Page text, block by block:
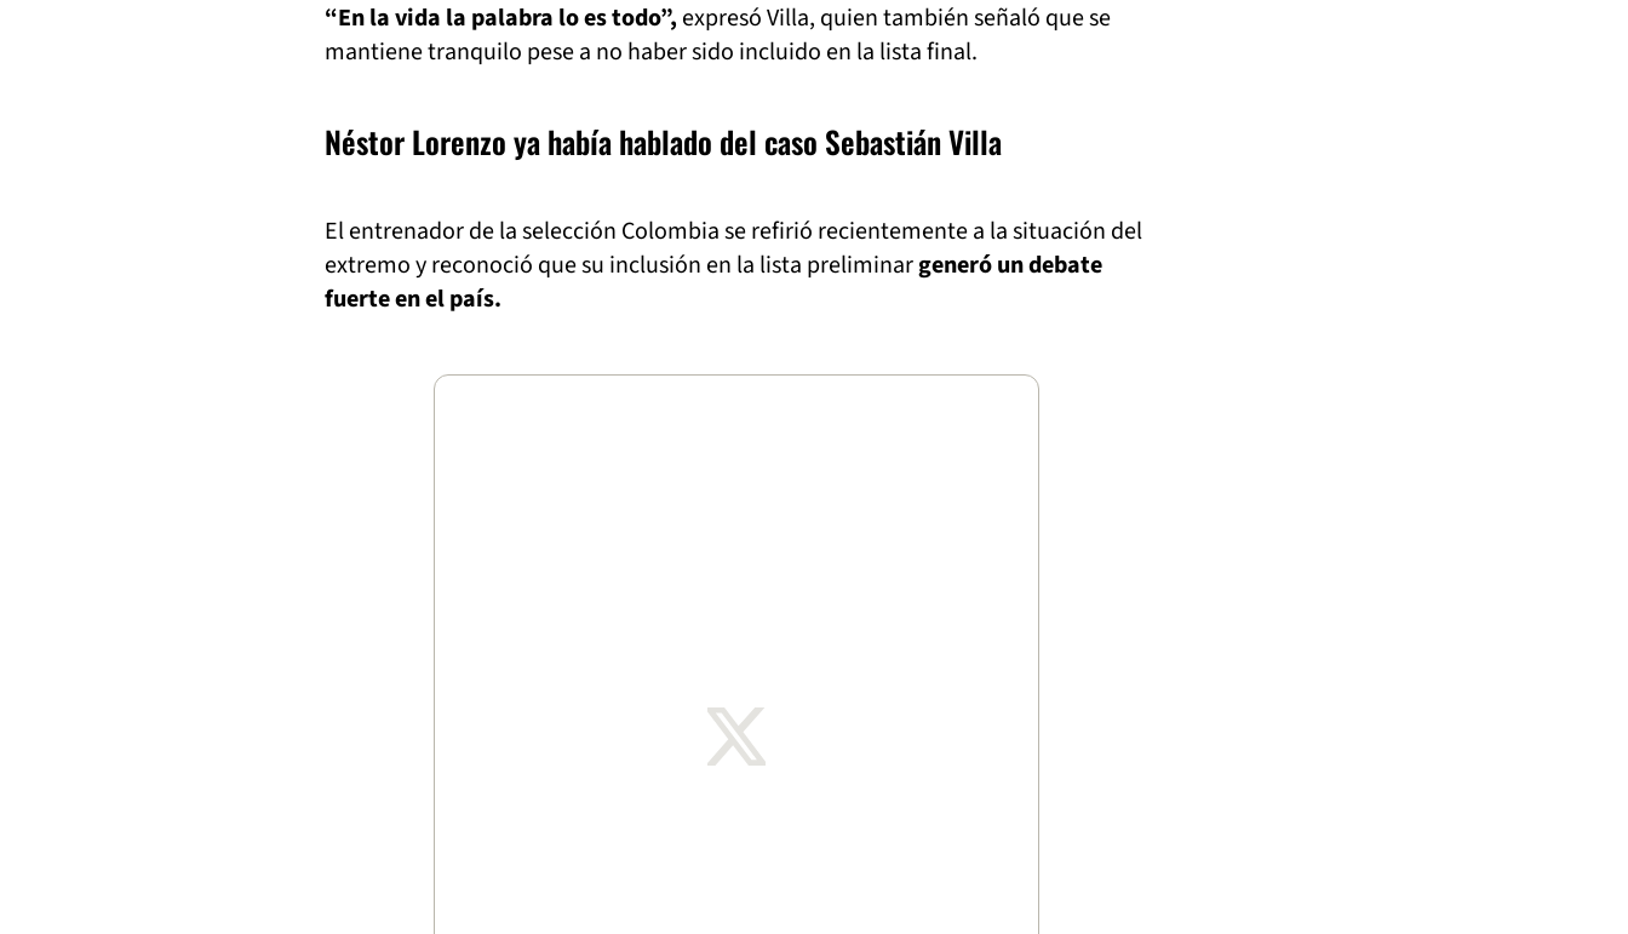
“En la vida la palabra lo es todo”, expresó Villa, quien también señaló que se
mantiene tranquilo pese a no haber sido incluido en la lista final.
Néstor Lorenzo ya había hablado del caso Sebastián Villa
El entrenador de la selección Colombia se refirió recientemente a la situación del
extremo y reconoció que su inclusión en la lista preliminargeneró un debate
fuerte en el país.